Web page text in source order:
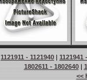
1121911 - 1121940 | 1121941
1802611 - 1802640|
<<